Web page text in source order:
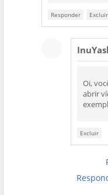
Responder Excluir
Oi,
abrir
Excluir